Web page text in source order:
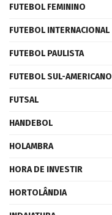
FUTEBOL FEMININO
FUTEBOL INTERNACIONAL
FUTEBOL PAULISTA
FUTEBOL SUL-AMERICANO
FUTSAL
HANDEBOL
HOLAMBRA
HORA DE INVESTIR
HORTOLÂNDIA